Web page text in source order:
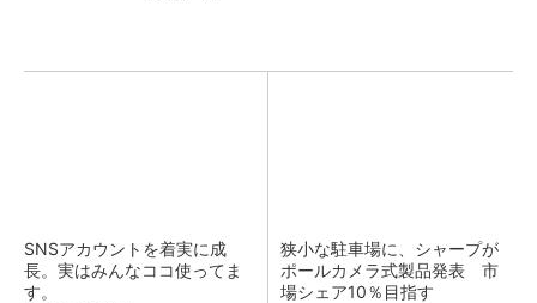
SNSアカウントを着実に成
長。実はみんなココ使ってま
す。
狭小な駐車場に、シャープが
ポールカメラ式製品発表 市
場シェア10％目指す